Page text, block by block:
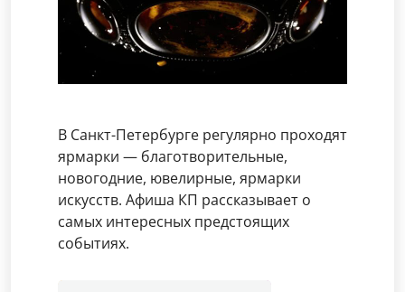
В Санкт-Петербурге регулярно проходят
ярмарки — благотворительные,
новогодние, ювелирные, ярмарки
искусств. Афиша КП рассказывает о
самых интересных предстоящих
событиях.